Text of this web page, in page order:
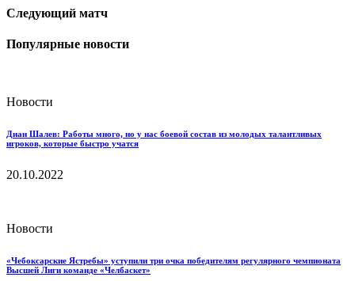
Следующий матч
Популярные новости
Новости
Диан Шалев: Работы много, но у нас боевой состав из молодых талантливых
игроков, которые быстро учатся
20.10.2022
Новости
«Чебоксарские Ястребы» уступили три очка победителям регулярного чемпионата
Высшей Лиги команде «Челбаскет»